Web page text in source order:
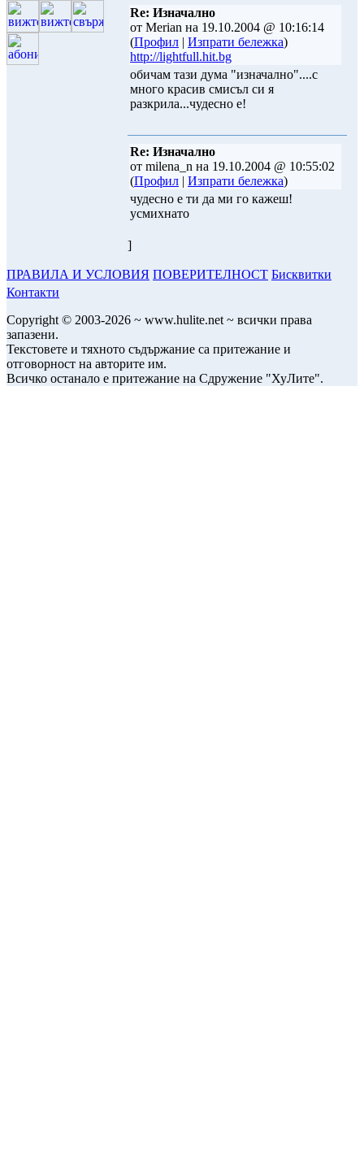
Re: Изначално
от Merian на 19.10.2004 @ 10:16:14
(Профил | Изпрати бележка)
http://lightfull.hit.bg
обичам тази дума "изначално"....с
много красив смисъл си я
разкрила...чудесно е!
Re: Изначално
от milena_n на 19.10.2004 @ 10:55:02
(Профил | Изпрати бележка)
чудесно е ти да ми го кажеш!
усмихнато
]
ПРАВИЛА И УСЛОВИЯ ПОВЕРИТЕЛНОСТ Бисквитки
Контакти
Copyright © 2003-2026 ~ www.hulite.net ~ всички права
запазени.
Текстовете и тяхното съдържание са притежание и
отговорност на авторите им.
Всичко останало е притежание на Сдружение "ХуЛите".